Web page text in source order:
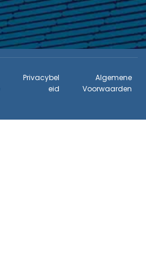
Privacybel
eid
Algemene
Voorwaarden